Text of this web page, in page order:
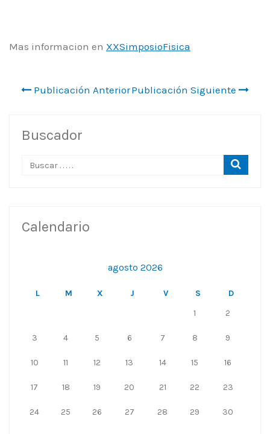
Mas informacion en XXSimposioFisica
Publicación AnteriorPublicación Siguiente
Buscador
Calendario
agosto 2026
L M X J V S
D
1
2
3 4 5 6 7 8 9
10 11 12 13 14 15 16
17 18 19 20 21 22 23
24 25 26 27 28 29 30